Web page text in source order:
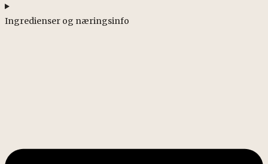
Ingredienser og næringsinfo